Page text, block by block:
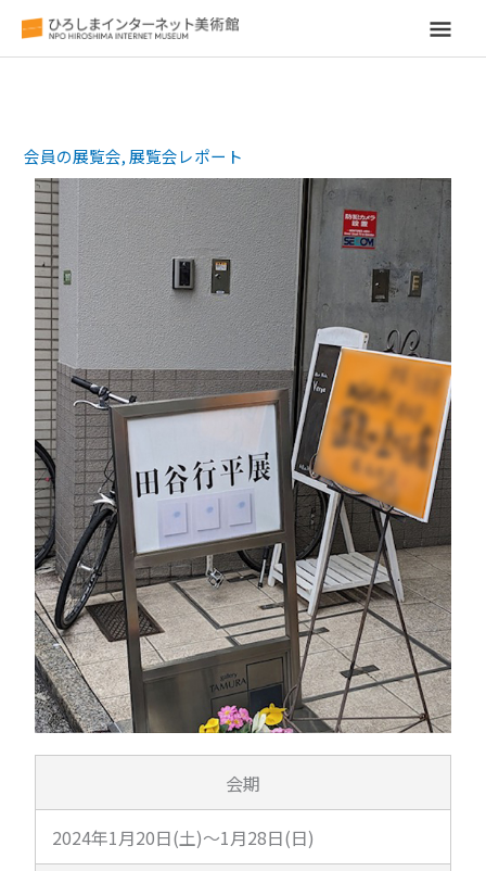
メ
メ
ニ
ュ
ー
会員の展覧会,展覧会レポート
会期
2024年1月20日(土)～1月28日(日)